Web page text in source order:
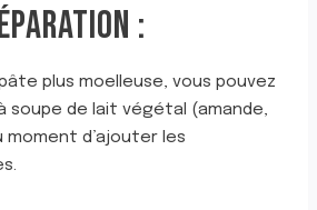
:
plus moelleuse, vous pouvez
soupe de lait végétal (amande,
moment d’ajouter les